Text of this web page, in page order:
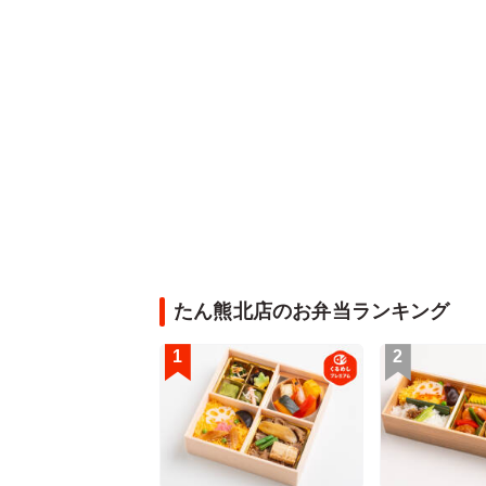
たん熊北店のお弁当ランキング
1 2